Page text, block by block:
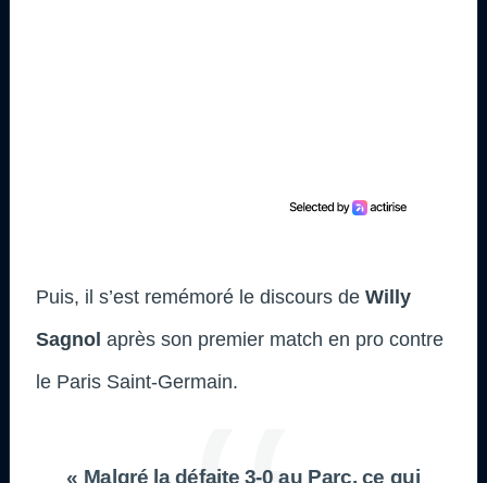
Puis, il s’est remémoré le discours de Willy
Sagnol après son premier match en pro contre
le Paris Saint-Germain.
« Malgré la défaite 3-0 au Parc, ce qui